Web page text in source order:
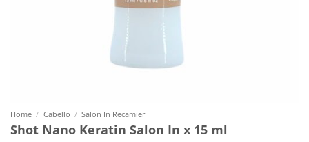
Home / Cabello / Salon In Recamier
Shot Nano Keratin Salon In x 15 ml